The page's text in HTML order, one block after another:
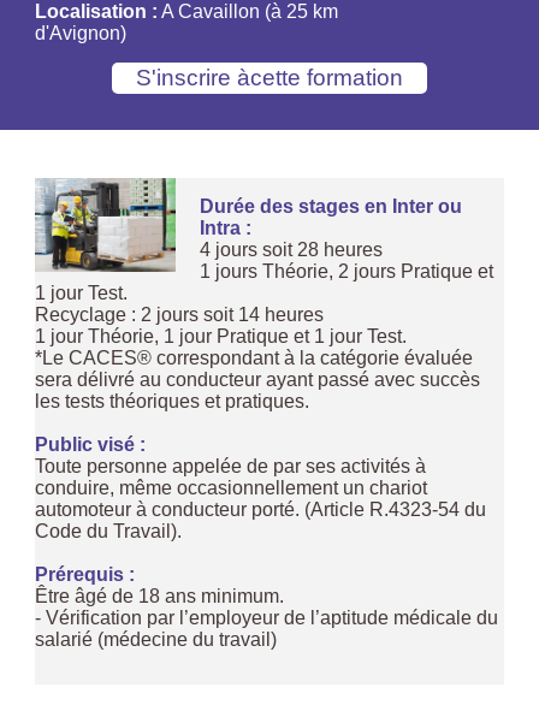
Localisation : A Cavaillon (à 25 km
d'Avignon)
Durée des stages en Inter ou
Intra :
4 jours soit 28 heures
1 jours Théorie, 2 jours Pratique et
1 jour Test.
Recyclage : 2 jours soit 14 heures
1 jour Théorie, 1 jour Pratique et 1 jour Test.
*Le CACES® correspondant à la catégorie évaluée
sera délivré au conducteur ayant passé avec succès
les tests théoriques et pratiques.
Public visé :
Toute personne appelée de par ses activités à
conduire, même occasionnellement un chariot
automoteur à conducteur porté. (Article R.4323-54 du
Code du Travail).
Prérequis :
Être âgé de 18 ans minimum.
- Vérification par l’employeur de l’aptitude médicale du
salarié (médecine du travail)